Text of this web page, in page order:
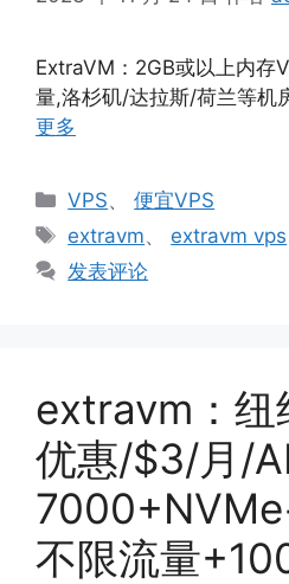
ExtraVM：2GB或以上内存
量,洛杉矶/达拉斯/荷兰等机
更多
分
VPS、便宜VPS
标
签
extravm、 extravm vps
发表评论
extravm：纽
优惠/$3/月/
不限流量